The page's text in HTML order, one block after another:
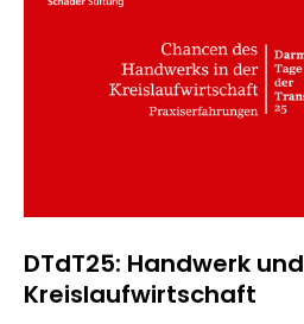
DTdT25: Handwerk und
Kreislaufwirtschaft